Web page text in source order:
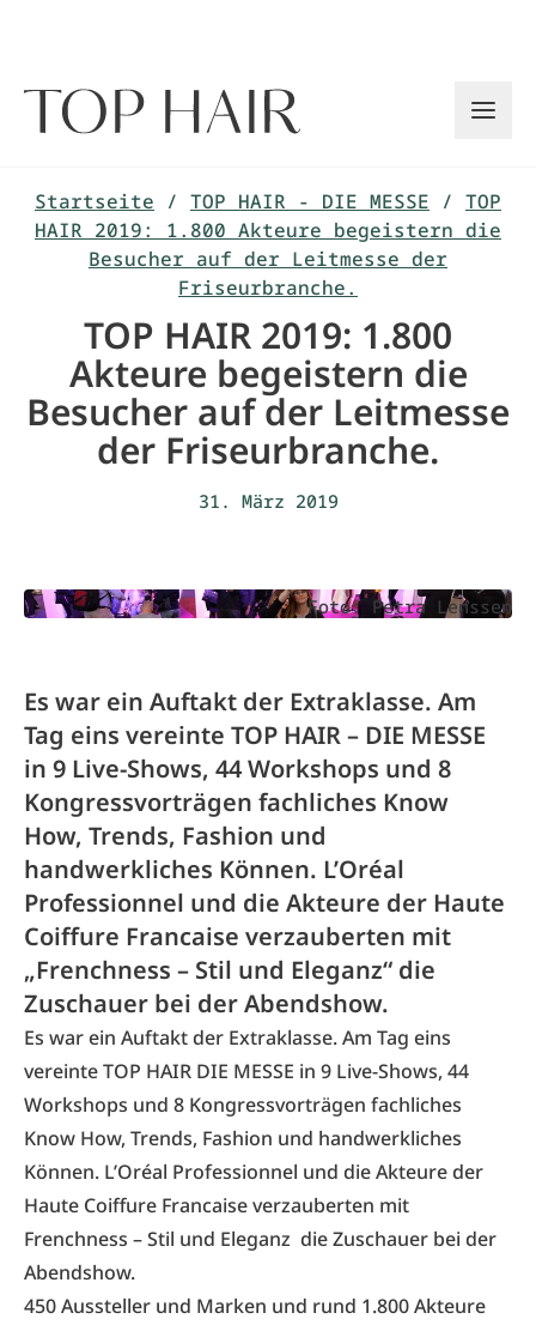
Startseite / TOP HAIR - DIE MESSE / TOP
HAIR 2019: 1.800 Akteure begeistern die
Besucher auf der Leitmesse der
Friseurbranche.
TOP HAIR 2019: 1.800
Akteure begeistern die
Besucher auf der Leitmesse
der Friseurbranche.
31. März 2019
Foto: Petra Lenssen
Es war ein Auftakt der Extraklasse. Am
Tag eins vereinte TOP HAIR – DIE MESSE
in 9 Live-Shows, 44 Workshops und 8
Kongressvorträgen fachliches Know
How, Trends, Fashion und
handwerkliches Können. L’Oréal
Professionnel und die Akteure der Haute
Coiffure Francaise verzauberten mit
„Frenchness – Stil und Eleganz“ die
Zuschauer bei der Abendshow.
Es war ein Auftakt der Extraklasse. Am Tag eins
vereinteTOP HAIR DIE MESSE in 9 Live-Shows, 44
Workshops und 8 Kongressvorträgen fachliches
Know How, Trends, Fashion und handwerkliches
Können. L’Oréal Professionnel und die Akteure der
Haute Coiffure Francaise verzauberten mit
Frenchness – Stil und Eleganz die Zuschauer bei der
Abendshow.
450 Aussteller und Marken und rund 1.800 Akteure